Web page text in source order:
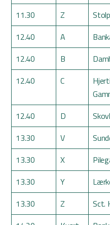
11.30
Z
12.40
A
12.40
B
12.40
C
12.40 D
13.30
V
13.30
X
13.30
Y
13.30
Z Sct.